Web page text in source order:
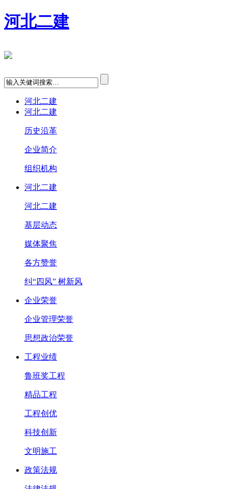
河北二建
河北二建
河北二建
历史沿革
企业简介
组织机构
河北二建
河北二建
基层动态
媒体聚焦
各方赞誉
纠“四风” 树新风
企业荣誉
企业管理荣誉
思想政治荣誉
工程业绩
鲁班奖工程
精品工程
工程创优
科技创新
文明施工
政策法规